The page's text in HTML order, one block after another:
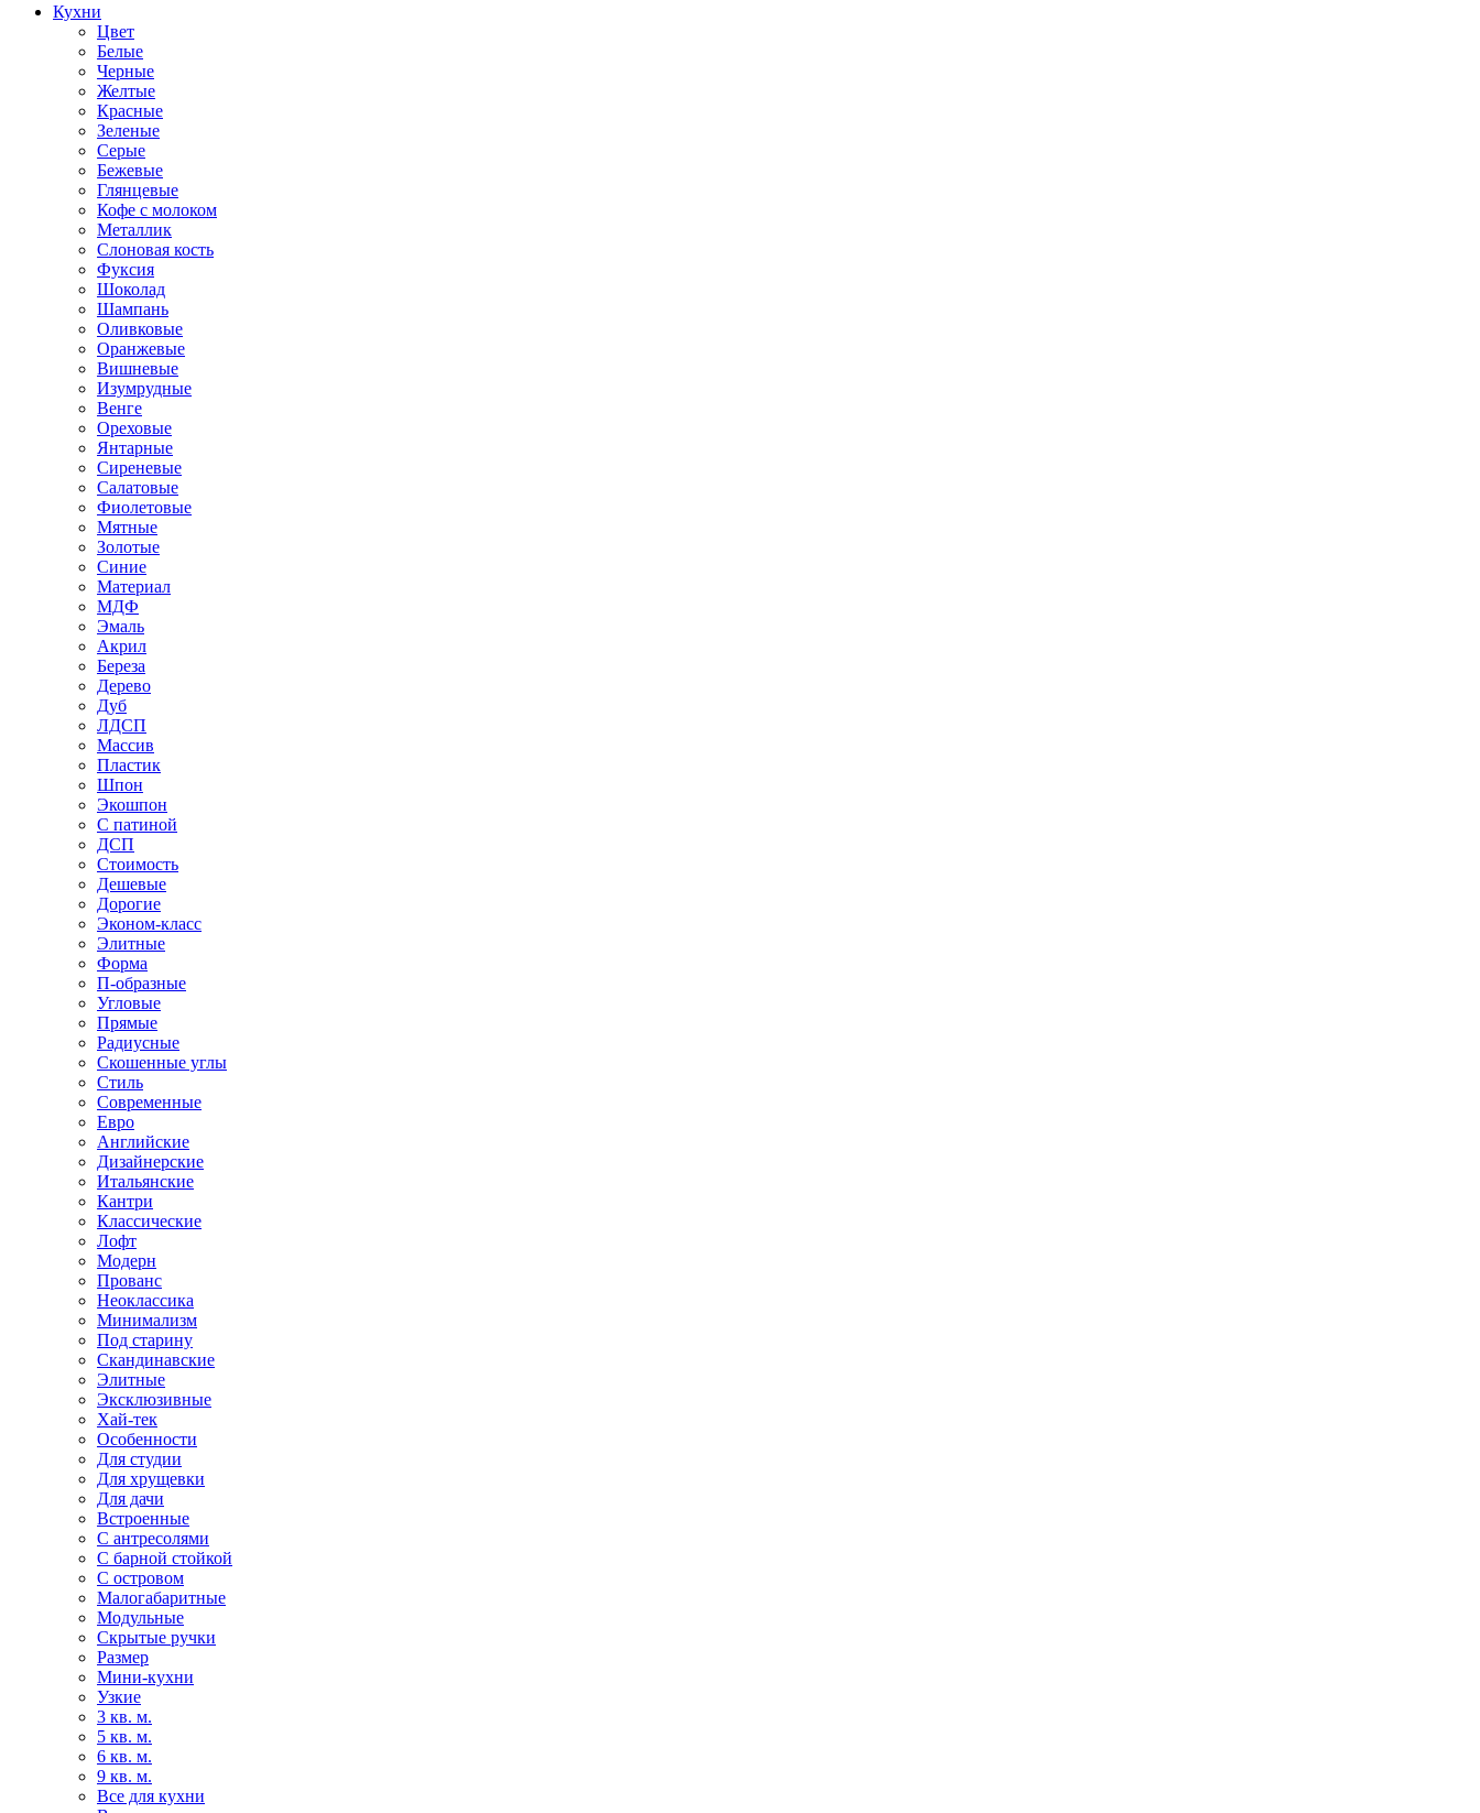
Кухни
Цвет
Белые
Черные
Желтые
Красные
Зеленые
Серые
Бежевые
Глянцевые
Кофе с молоком
Металлик
Слоновая кость
Фуксия
Шоколад
Шампань
Оливковые
Оранжевые
Вишневые
Изумрудные
Венге
Ореховые
Янтарные
Сиреневые
Салатовые
Фиолетовые
Мятные
Золотые
Синие
Материал
МДФ
Эмаль
Акрил
Береза
Дерево
Дуб
ЛДСП
Массив
Пластик
Шпон
Экошпон
С патиной
ДСП
Стоимость
Дешевые
Дорогие
Эконом-класс
Элитные
Форма
П-образные
Угловые
Прямые
Радиусные
Скошенные углы
Стиль
Современные
Евро
Английские
Дизайнерские
Итальянские
Кантри
Классические
Лофт
Модерн
Прованс
Неоклассика
Минимализм
Под старину
Скандинавские
Элитные
Эксклюзивные
Хай-тек
Особенности
Для студии
Для хрущевки
Для дачи
Встроенные
С антресолями
С барной стойкой
С островом
Малогабаритные
Модульные
Скрытые ручки
Размер
Мини-кухни
Узкие
3 кв. м.
5 кв. м.
6 кв. м.
9 кв. м.
Все для кухни